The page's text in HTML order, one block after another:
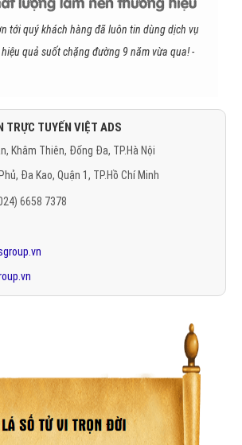
tới quý khách hàng đã luôn tin dùng dịch vụ
quả suốt chặng đường 9 năm vừa qua! -
TRỰC TUYẾN VIỆT ADS
Khâm Thiên, Đống Đa, TP.Hà Nội
Đa Kao, Quận 1, TP.Hồ Chí Minh
6658 7378